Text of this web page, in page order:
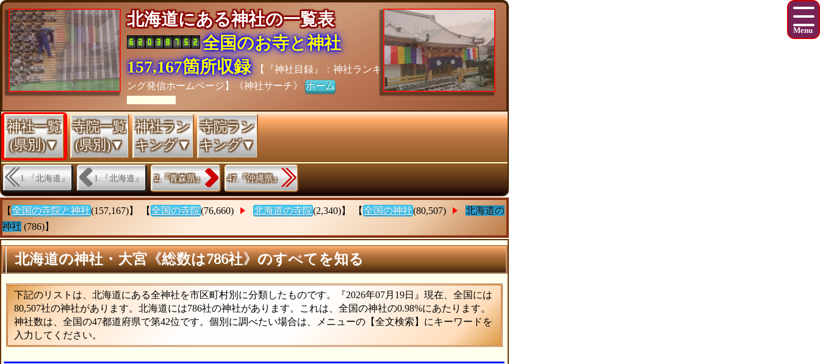
北海道にある神社の一覧表
全国のお寺と神社
157,167箇所収録
【『神社目録』：神社ランキ
ング発信ホームページ】《神社サーチ》ホーム
[As of 26/07/28]
神社一覧
(県別)▼
寺院一覧
(県別)▼
神社ラン
キング▼
寺院ラン
キング▼
1.『北海道』 1.『北海道』 2.『青森県』 47.『沖縄県』
【 全国の寺院と神社(157,167)】 【 全国の寺院(76,660) 北海道の寺院(2,340)】 【 全国の神社(80,507)
北海道の
神社 (786)】
北海道の神社・大宮《総数は786社》のすべてを知る
下記のリストは、北海道にある全神社を市区町村別に分類したものです。『2026年07月19日』現在、全国には
80,507社の神社があります。北海道には786社の神社があります。これは、全国の神社の0.98%にあたります。
神社数は、全国の47都道府県で第42位です。個別に調べたい場合は、メニューの【全文検索】にキーワードを
入力してください。